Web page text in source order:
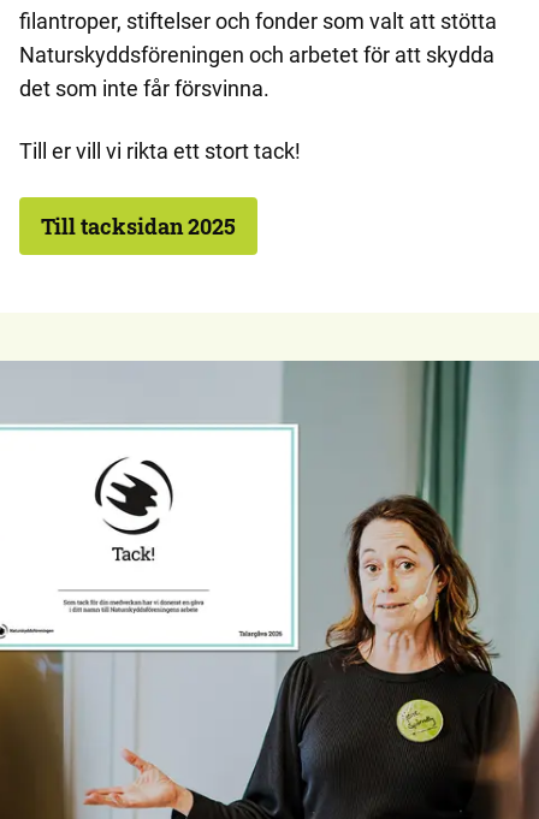
filantroper, stiftelser och fonder som valt att stötta
Naturskyddsföreningen och arbetet för att skydda
det som inte får försvinna.
Till er vill vi rikta ett stort tack!
Till tacksidan 2025